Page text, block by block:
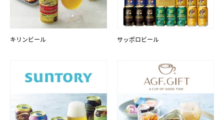
キリンビール サッポロビール